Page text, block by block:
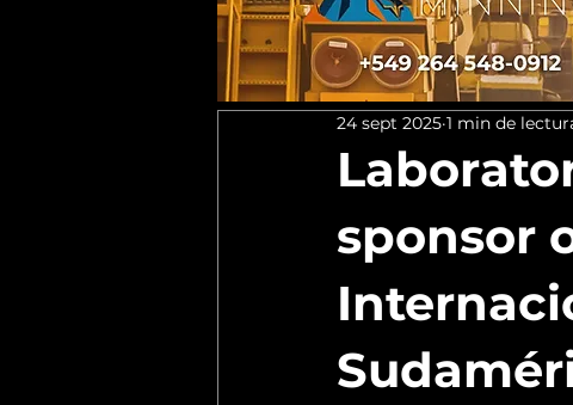
sponsor
24 sept 2025 1 min de